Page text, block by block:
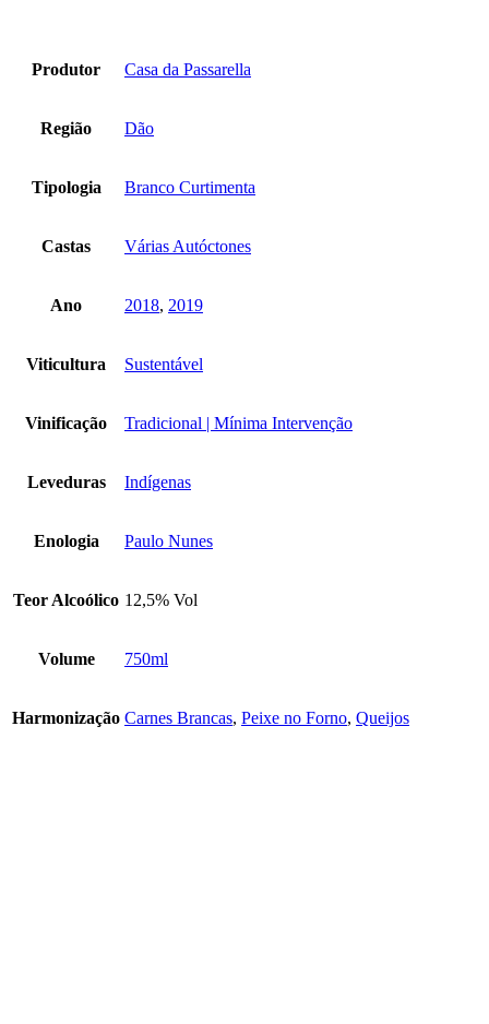
Curtimenta
Produtor Casa da Passarella
Região Dão
Tipologia Branco Curtimenta
Castas Várias Autóctones
Ano 2018, 2019
Viticultura Sustentável
Vinificação Tradicional | Mínima Intervenção
Leveduras Indígenas
Enologia Paulo Nunes
Teor Alcoólico 12,5% Vol
Volume 750ml
Harmonização Carnes Brancas, Peixe no Forno, Queijos